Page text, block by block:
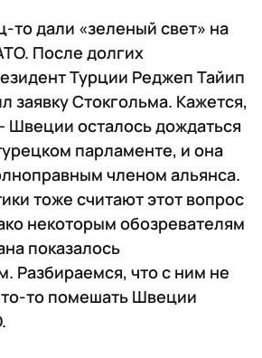
то дали «зеленый свет» на
После долгих
Турции Реджеп Тайип
заявку Стокгольма. Кажется,
Швеции осталось дождаться
парламенте, и она
членом альянса.
тоже считают этот вопрос
некоторым обозревателям
показалось
Разбираемся, что с ним не
то помешать Швеции